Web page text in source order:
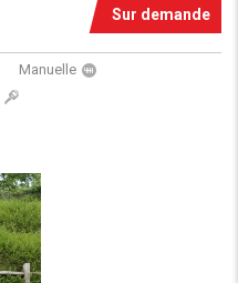
Sur demande
Manuelle